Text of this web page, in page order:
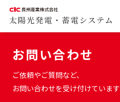
お問い合わせ
ご依頼やご質問など、
お問い合わせを受け付けています